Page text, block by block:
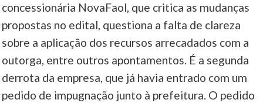
concessionária NovaFaol, que critica as mudanças
propostas no edital, questiona a falta de clareza
sobre a aplicação dos recursos arrecadados com a
outorga, entre outros apontamentos. É a segunda
derrota da empresa, que já havia entrado com um
pedido de impugnação junto à prefeitura. O pedido